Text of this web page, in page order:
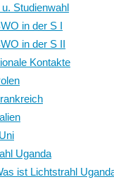
Studienwahl
in der S I
in der S II
Kontakte
Uganda
ist Lichtstrahl